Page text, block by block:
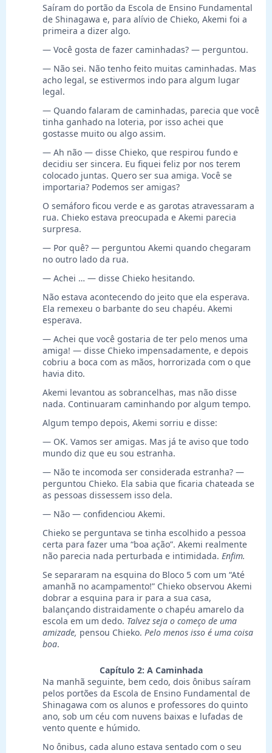
Saíram do portão da Escola de Ensino Fundamental
de Shinagawa e, para alívio de Chieko, Akemi foi a
primeira a dizer algo.
— Você gosta de fazer caminhadas? — perguntou.
— Não sei. Não tenho feito muitas caminhadas. Mas
acho legal, se estivermos indo para algum lugar
legal.
— Quando falaram de caminhadas, parecia que você
tinha ganhado na loteria, por isso achei que
gostasse muito ou algo assim.
— Ah não — disse Chieko, que respirou fundo e
decidiu ser sincera. Eu fiquei feliz por nos terem
colocado juntas. Quero ser sua amiga. Você se
importaria? Podemos ser amigas?
O semáforo ficou verde e as garotas atravessaram a
rua. Chieko estava preocupada e Akemi parecia
surpresa.
— Por quê? — perguntou Akemi quando chegaram
no outro lado da rua.
— Achei … — disse Chieko hesitando.
Não estava acontecendo do jeito que ela esperava.
Ela remexeu o barbante do seu chapéu. Akemi
esperava.
— Achei que você gostaria de ter pelo menos uma
amiga! — disse Chieko impensadamente, e depois
cobriu a boca com as mãos, horrorizada com o que
havia dito.
Akemi levantou as sobrancelhas, mas não disse
nada. Continuaram caminhando por algum tempo.
Algum tempo depois, Akemi sorriu e disse:
— OK. Vamos ser amigas. Mas já te aviso que todo
mundo diz que eu sou estranha.
— Não te incomoda ser considerada estranha? —
perguntou Chieko. Ela sabia que ficaria chateada se
as pessoas dissessem isso dela.
— Não — confidenciou Akemi.
Chieko se perguntava se tinha escolhido a pessoa
certa para fazer uma “boa ação”. Akemi realmente
não parecia nada perturbada e intimidada. Enfim.
Se separaram na esquina do Bloco 5 com um “Até
amanhã no acampamento!” Chieko observou Akemi
dobrar a esquina para ir para a sua casa,
balançando distraidamente o chapéu amarelo da
escola em um dedo. Talvez seja o começo de uma
amizade, pensou Chieko. Pelo menos isso é uma coisa
boa.
Capítulo 2: A Caminhada
Na manhã seguinte, bem cedo, dois ônibus saíram
pelos portões da Escola de Ensino Fundamental de
Shinagawa com os alunos e professores do quinto
ano, sob um céu com nuvens baixas e lufadas de
vento quente e húmido.
No ônibus, cada aluno estava sentado com o seu